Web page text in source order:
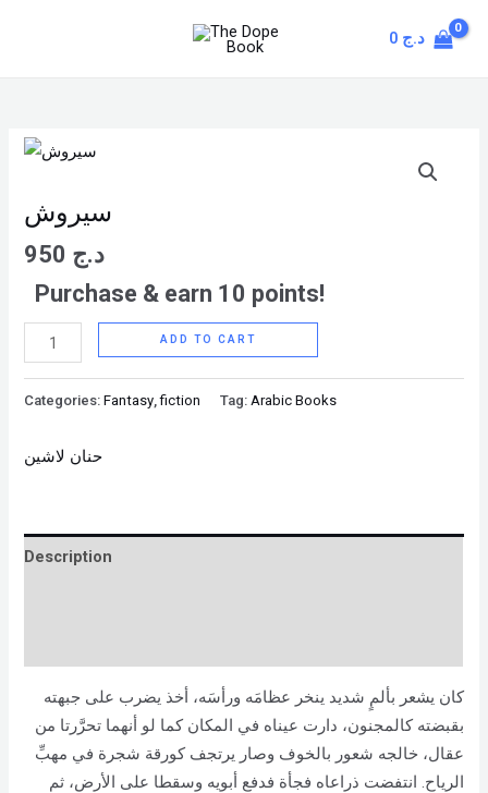
د.ج
سيروش
د.ج
Purchase & earn 10 points!
سيروش
ADD TO CART
Categories:Fantasy,fiction Tag:Arabic Books
حنان لاشين
Description
كان يشعر بألمٍ شديد ينخر عظامَه ورأسَه، أخذ يضرب على جبهته
بقبضته كالمجنون، دارت عيناه في المكان كما لو أنهما تحرَّرتا من
عقال، خالجه شعور بالخوف وصار يرتجف كورقة شجرة في مهبِّ
الرياح. انتفضت ذراعاه فجأة فدفع أبويه وسقطا على الأرض، ثم